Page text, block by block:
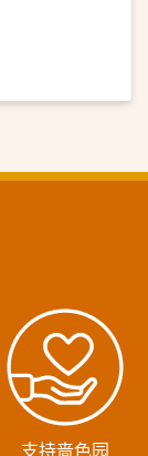
支持啬色园